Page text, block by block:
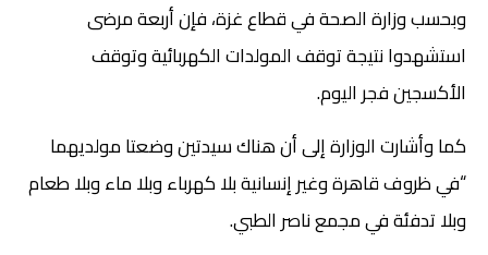
وبحسب وزارة الصحة في قطاع غزة، فإن أربعة مرضى
استشهدوا نتيجة توقف المولدات الكهربائية وتوقف
الأكسجين فجر اليوم.
كما وأشارت الوزارة إلى أن هناك سيدتين وضعتا مولديهما
“في ظروف قاهرة وغير إنسانية بلا كهرباء وبلا ماء وبلا طعام
وبلا تدفئة في مجمع ناصر الطبي.